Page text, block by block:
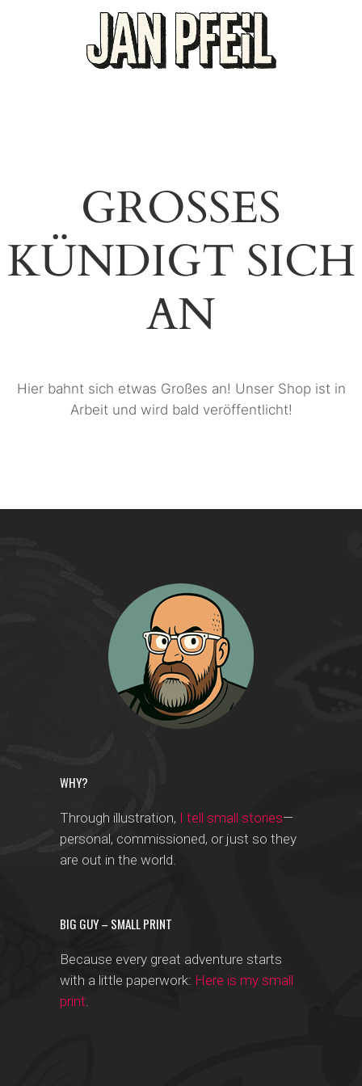
GROSSES K
ÜNDIGT SICH A
N
Hier bahnt sich etwas Großes an! Unser Shop ist in
Arbeit und wird bald veröffentlicht!
WHY?
Through illustration, I tell small stories—
personal, commissioned, or just so they
are out in the world.
BIG GUY – SMALL PRINT
Because every great adventure starts
with a little paperwork: Here is my small
print.